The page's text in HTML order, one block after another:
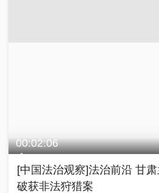
00:02:06
[中国法治观察]法治前沿 甘
破获非法狩猎案